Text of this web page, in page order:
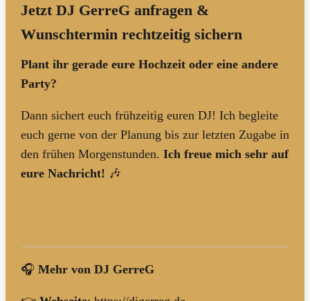
Jetzt DJ GerreG anfragen &
Wunschtermin rechtzeitig sichern
Plant ihr gerade eure Hochzeit oder eine andere
Party?
Dann sichert euch frühzeitig euren DJ! Ich begleite
euch gerne von der Planung bis zur letzten Zugabe in
den frühen Morgenstunden. Ich freue mich sehr auf
eure Nachricht! 🎶
🎧 Mehr von DJ GerreG